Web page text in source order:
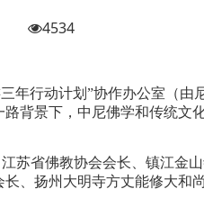
4534
年行动计划”协作办公室（由
背景下，中尼佛学和传统文
苏省佛教协会会长、镇江金
、扬州大明寺方丈能修大和